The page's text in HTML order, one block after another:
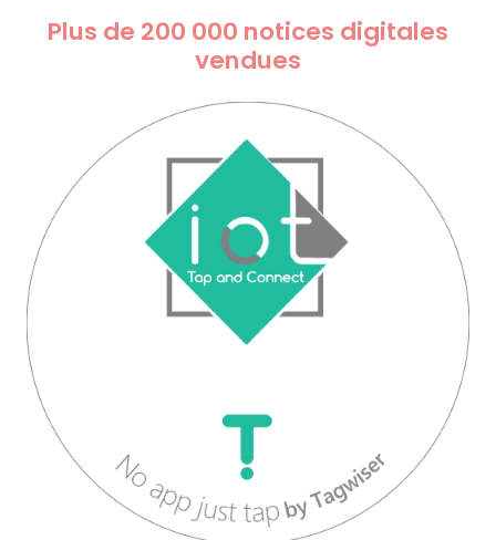
Plus de 200 000 notices digitales
vendues